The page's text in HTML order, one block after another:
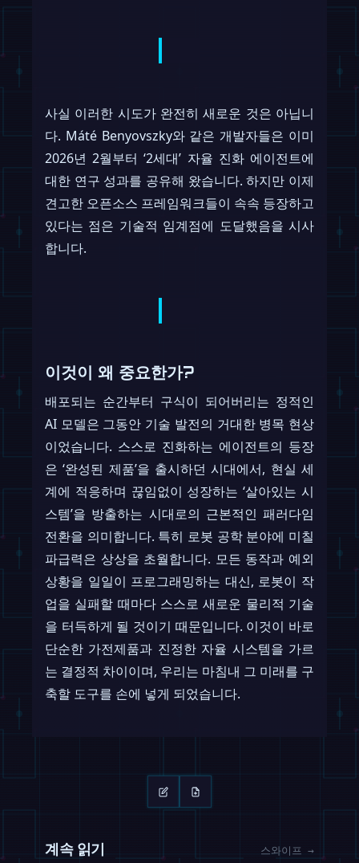
사실 이러한 시도가 완전히 새로운 것은 아닙니
다. Máté Benyovszky와 같은 개발자들은 이미
2026년 2월부터 ‘2세대’ 자율 진화 에이전트에
대한 연구 성과를 공유해 왔습니다. 하지만 이제
견고한 오픈소스 프레임워크들이 속속 등장하고
있다는 점은 기술적 임계점에 도달했음을 시사
합니다.
이것이 왜 중요한가?
배포되는 순간부터 구식이 되어버리는 정적인
AI 모델은 그동안 기술 발전의 거대한 병목 현상
이었습니다. 스스로 진화하는 에이전트의 등장
은 ‘완성된 제품’을 출시하던 시대에서, 현실 세
계에 적응하며 끊임없이 성장하는 ‘살아있는 시
스템’을 방출하는 시대로의 근본적인 패러다임
전환을 의미합니다. 특히 로봇 공학 분야에 미칠
파급력은 상상을 초월합니다. 모든 동작과 예외
상황을 일일이 프로그래밍하는 대신, 로봇이 작
업을 실패할 때마다 스스로 새로운 물리적 기술
을 터득하게 될 것이기 때문입니다. 이것이 바로
단순한 가전제품과 진정한 자율 시스템을 가르
는 결정적 차이이며, 우리는 마침내 그 미래를 구
축할 도구를 손에 넣게 되었습니다.
계속 읽기 스와이프 →